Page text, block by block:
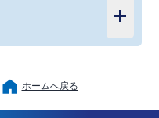
ホームへ戻る